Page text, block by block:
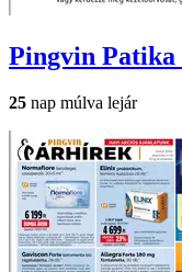
Pingvin Patika
25 nap múlva lejár